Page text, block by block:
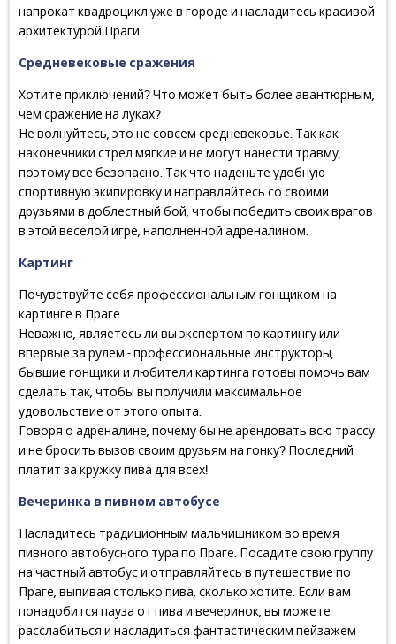
напрокат квадроцикл уже в городе и насладитесь красивой
архитектурой Праги.
Средневековые сражения
Хотите приключений? Что может быть более авантюрным,
чем сражение на луках?
Не волнуйтесь, это не совсем средневековье. Так как
наконечники стрел мягкие и не могут нанести травму,
поэтому все безопасно. Так что наденьте удобную
спортивную экипировку и направляйтесь со своими
друзьями в доблестный бой, чтобы победить своих врагов
в этой веселой игре, наполненной адреналином.
Картинг
Почувствуйте себя профессиональным гонщиком на
картинге в Праге.
Неважно, являетесь ли вы экспертом по картингу или
впервые за рулем - профессиональные инструкторы,
бывшие гонщики и любители картинга готовы помочь вам
сделать так, чтобы вы получили максимальное
удовольствие от этого опыта.
Говоря о адреналине, почему бы не арендовать всю трассу
и не бросить вызов своим друзьям на гонку? Последний
платит за кружку пива для всех!
Вечеринка в пивном автобусе
Насладитесь традиционным мальчишником во время
пивного автобусного тура по Праге. Посадите свою группу
на частный автобус и отправляйтесь в путешествие по
Праге, выпивая столько пива, сколько хотите. Если вам
понадобится пауза от пива и вечеринок, вы можете
расслабиться и насладиться фантастическим пейзажем